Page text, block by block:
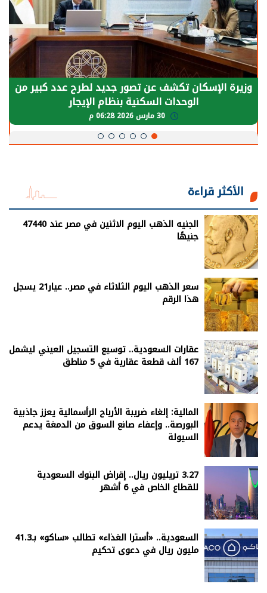
وزيرة الإسكان تكشف عن تصور جديد لطرح عدد كبير من
الوحدات السكنية بنظام الإيجار
الأكثر قراءة
الجنيه الذهب اليوم الاثنين في مصر عند 47440
جنيهًا
سعر الذهب اليوم الثلاثاء في مصر.. عيار21 يسجل
هذا الرقم
عقارات السعودية.. توسيع التسجيل العيني ليشمل
167 ألف قطعة عقارية في 5 مناطق
المالية: إلغاء ضريبة الأرباح الرأسمالية يعزز جاذبية
البورصة.. وإعفاء صانع السوق من الدمغة يدعم
السيولة
3.27 تريليون ريال.. إقراض البنوك السعودية
للقطاع الخاص في 6 أشهر
السعودية.. «أسترا الغذاء» تطالب «ساكو» بـ41.3
مليون ريال في دعوى تحكيم